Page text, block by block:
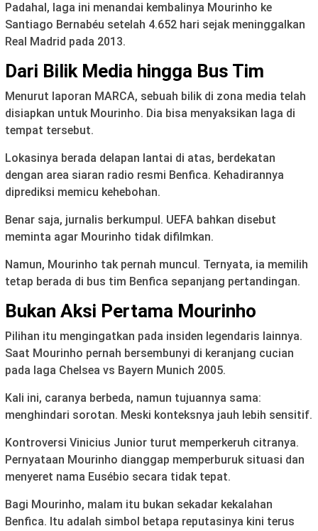
Padahal, laga ini menandai kembalinya Mourinho ke
Santiago Bernabéu setelah 4.652 hari sejak meninggalkan
Real Madrid pada 2013.
Dari Bilik Media hingga Bus Tim
Menurut laporan MARCA, sebuah bilik di zona media telah
disiapkan untuk Mourinho. Dia bisa menyaksikan laga di
tempat tersebut.
Lokasinya berada delapan lantai di atas, berdekatan
dengan area siaran radio resmi Benfica. Kehadirannya
diprediksi memicu kehebohan.
Benar saja, jurnalis berkumpul. UEFA bahkan disebut
meminta agar Mourinho tidak difilmkan.
Namun, Mourinho tak pernah muncul. Ternyata, ia memilih
tetap berada di bus tim Benfica sepanjang pertandingan.
Bukan Aksi Pertama Mourinho
Pilihan itu mengingatkan pada insiden legendaris lainnya.
Saat Mourinho pernah bersembunyi di keranjang cucian
pada laga Chelsea vs Bayern Munich 2005.
Kali ini, caranya berbeda, namun tujuannya sama:
menghindari sorotan. Meski konteksnya jauh lebih sensitif.
Kontroversi Vinicius Junior turut memperkeruh citranya.
Pernyataan Mourinho dianggap memperburuk situasi dan
menyeret nama Eusébio secara tidak tepat.
Bagi Mourinho, malam itu bukan sekadar kekalahan
Benfica. Itu adalah simbol betapa reputasinya kini terus